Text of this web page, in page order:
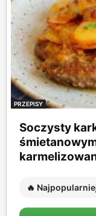
PRZEPISY
Soczysty
🔥